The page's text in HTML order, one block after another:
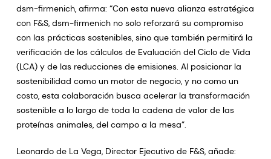
dsm-firmenich, afirma: “Con esta nueva alianza estratégica
con F&S, dsm-firmenich no solo reforzará su compromiso
con las prácticas sostenibles, sino que también permitirá la
verificación de los cálculos de Evaluación del Ciclo de Vida
(LCA) y de las reducciones de emisiones. Al posicionar la
sostenibilidad como un motor de negocio, y no como un
costo, esta colaboración busca acelerar la transformación
sostenible a lo largo de toda la cadena de valor de las
proteínas animales, del campo a la mesa”.
Leonardo de La Vega, Director Ejecutivo de F&S, añade: